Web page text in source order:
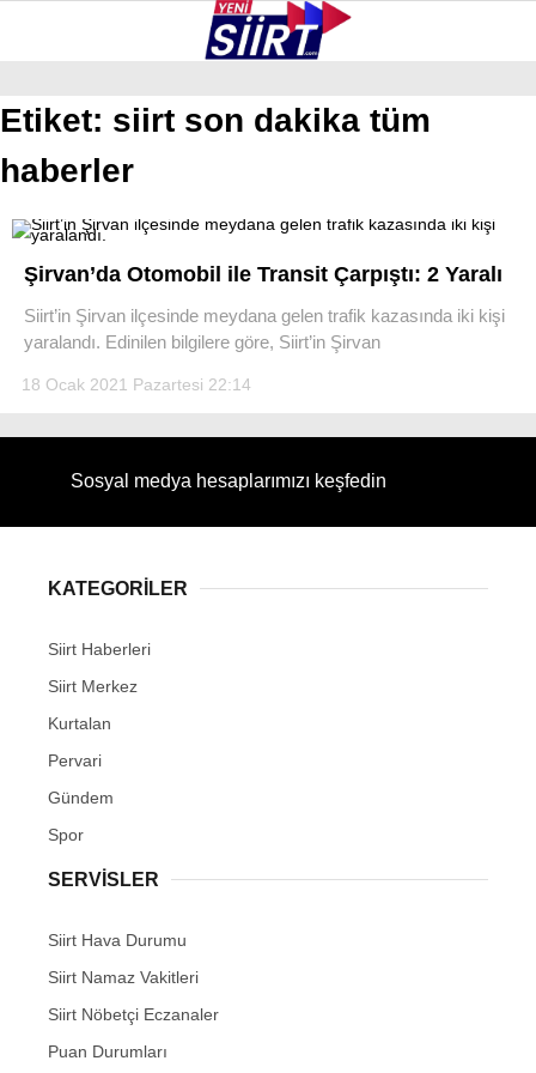
GALERİ
ERUH
PERVARI
ŞIRVAN
TILLO
GÜNDEM
NÖBETÇI ECZANELER
Etiket: siirt son dakika tüm
haberler
Şirvan’da Otomobil ile Transit Çarpıştı: 2 Yaralı
Siirt’in Şirvan ilçesinde meydana gelen trafik kazasında iki kişi
yaralandı. Edinilen bilgilere göre, Siirt’in Şirvan
18 Ocak 2021 Pazartesi 22:14
Sosyal medya hesaplarımızı keşfedin
KATEGORİLER
Siirt Haberleri
Siirt Merkez
Kurtalan
Pervari
Gündem
Spor
SERVİSLER
Siirt Hava Durumu
Siirt Namaz Vakitleri
Siirt Nöbetçi Eczanaler
Puan Durumları